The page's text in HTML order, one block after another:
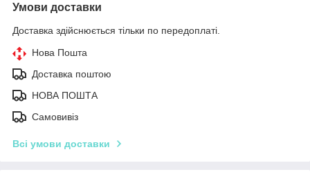
Умови доставки
Доставка здійснюється тільки по передоплаті.
Нова Пошта
Доставка поштою
НОВА ПОШТА
Самовивіз
Всі умови доставки